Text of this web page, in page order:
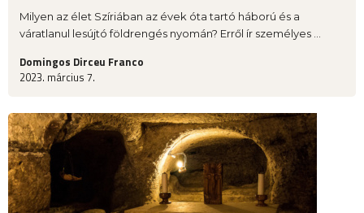
Milyen az élet Szíriában az évek óta tartó háború és a
váratlanul lesújtó földrengés nyomán? Erről ír személyes ...
Domingos Dirceu Franco
2023. március 7.